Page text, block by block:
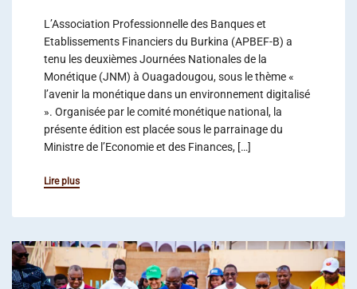
L’Association Professionnelle des Banques et
Etablissements Financiers du Burkina (APBEF-B) a
tenu les deuxièmes Journées Nationales de la
Monétique (JNM) à Ouagadougou, sous le thème «
l’avenir la monétique dans un environnement digitalisé
». Organisée par le comité monétique national, la
présente édition est placée sous le parrainage du
Ministre de l’Economie et des Finances, […]
Lire plus